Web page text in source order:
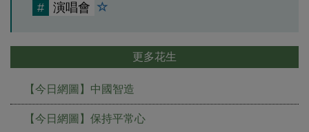
# 演唱會
更多花生
【今日網圖】中國智造
【今日網圖】保持平常心